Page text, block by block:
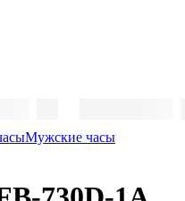
Мужские часы